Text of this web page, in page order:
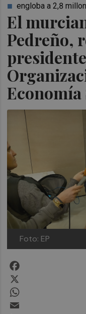
El
Pedreño,
Economía
engloba a 2,8
Foto: EP